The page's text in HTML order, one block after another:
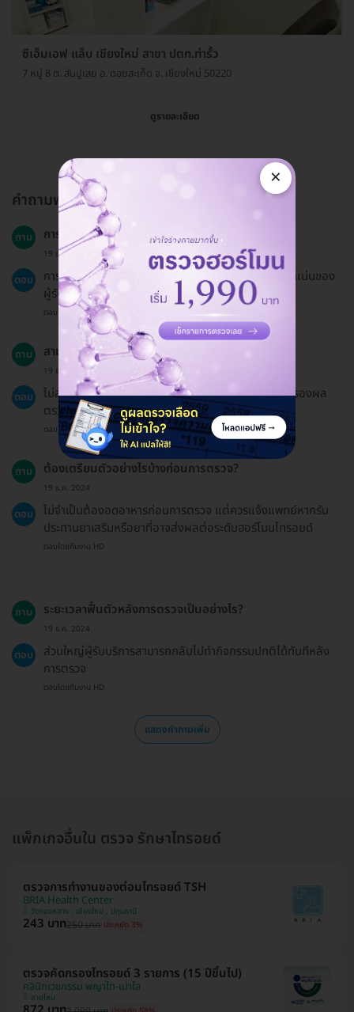
ซีเอ็มเอฟ แล็บ เชียงใหม่ สาขา ปตท.ท่ารั้ว
7 หมู่ 8 ต. สันปูเลย อ. ดอยสะเก็ด จ. เชียงใหม่ 50220
ดูรายละเอียด
คำถามพบบ่อย
ถาม การตรวจใช้เวลานานแค่ไหน?
19 ธ.ค. 2024
ตอบ
การตรวจจะใช้เวลาประมาณ 20 นาที ขึ้นอยู่กับความหนาแน่นของ
ผู้รับบริการในวันนั้น
ตอบโดยทีมงาน HD
ถาม สามารถออกใบรับรองแพทย์ได้หรือไม่?
19 ธ.ค. 2024
ตอบ
ไม่สามารถออกใบรับรองแพทย์ได้ แต่สามารถออกใบรับรองผล
ตรวจได้โดยแจ้งล่วงหน้า
ตอบโดยทีมงาน HD
ถาม ต้องเตรียมตัวอย่างไรบ้างก่อนการตรวจ?
19 ธ.ค. 2024
ตอบ
ไม่จำเป็นต้องอดอาหารก่อนการตรวจ แต่ควรแจ้งแพทย์หากรับ
ประทานยาเสริมหรือยาที่อาจส่งผลต่อระดับฮอร์โมนไทรอยด์
ตอบโดยทีมงาน HD
ถาม ระยะเวลาฟื้นตัวหลังการตรวจเป็นอย่างไร?
19 ธ.ค. 2024
ตอบ
ส่วนใหญ่ผู้รับบริการสามารถกลับไปทำกิจกรรมปกติได้ทันทีหลัง
การตรวจ
ตอบโดยทีมงาน HD
แสดงคำถามเพิ่ม
แพ็กเกจอื่นใน ตรวจ รักษาไทรอยด์
ตรวจการทำงานของต่อมไทรอยด์ TSH
BRIA Health Center
วังทองหลาง , เชียงใหม่ , ปทุมธานี
243 บาท250 บาท ประหยัด 3%
ตรวจคัดกรองไทรอยด์ 3 รายการ (15 ปีขึ้นไป)
คลินิกเวชกรรม พญาไท-เปาโล
สายไหม
×